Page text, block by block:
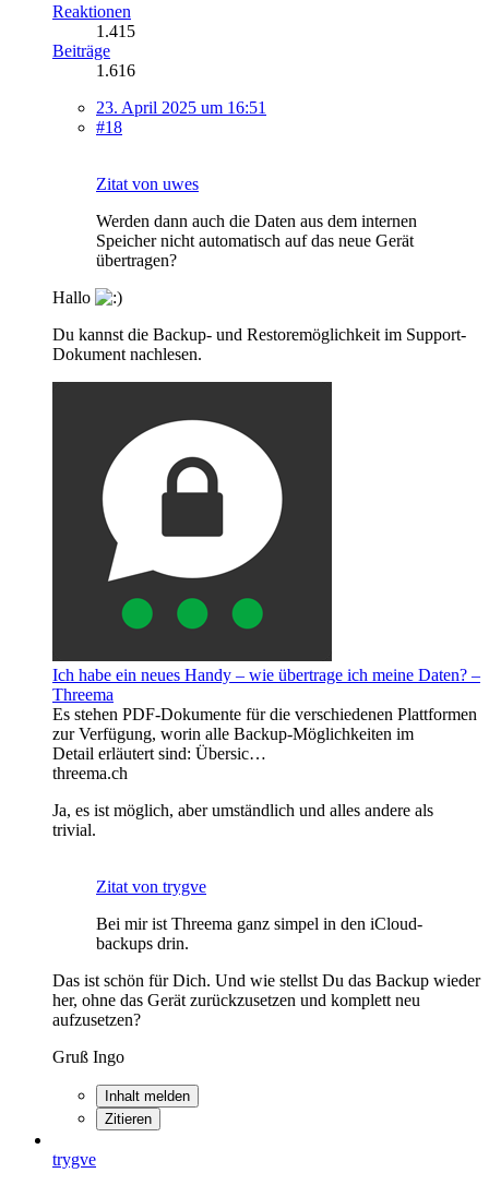
Reaktionen
1.415
Beiträge
1.616
23. April 2025 um 16:51
#18
Zitat von uwes
Werden dann auch die Daten aus dem internen
Speicher nicht automatisch auf das neue Gerät
übertragen?
Hallo
Du kannst die Backup- und Restoremöglichkeit im Support-
Dokument nachlesen.
Ich habe ein neues Handy ­– wie übertrage ich meine Daten? –
Threema
Es stehen PDF-Dokumente für die verschiedenen Plattformen
zur Verfügung, worin alle Backup-Möglichkeiten im
Detail erläutert sind: Übersic…
threema.ch
Ja, es ist möglich, aber umständlich und alles andere als
trivial.
Zitat von trygve
Bei mir ist Threema ganz simpel in den iCloud-
backups drin.
Das ist schön für Dich. Und wie stellst Du das Backup wieder
her, ohne das Gerät zurückzusetzen und komplett neu
aufzusetzen?
Gruß Ingo
Inhalt melden
Zitieren
trygve